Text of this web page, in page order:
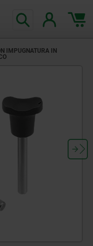
IMPUGNATURA IN